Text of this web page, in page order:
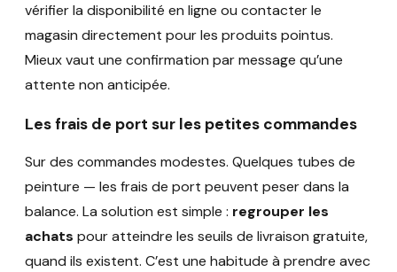
vérifier la disponibilité en ligne ou contacter le
magasin directement pour les produits pointus.
Mieux vaut une confirmation par message qu’une
attente non anticipée.
Les frais de port sur les petites commandes
Sur des commandes modestes. Quelques tubes de
peinture — les frais de port peuvent peser dans la
balance. La solution est simple : regrouper les
achats pour atteindre les seuils de livraison gratuite,
quand ils existent. C’est une habitude à prendre avec